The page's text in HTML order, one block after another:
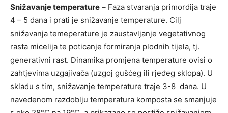
Snižavanje temperature – Faza stvaranja primordija traje
4 – 5 dana i prati je snižavanje temperature. Cilj
snižavanja temeperature je zaustavljanje vegetativnog
rasta micelija te poticanje formiranja plodnih tijela, tj.
generativni rast. Dinamika promjena temperature ovisi o
zahtjevima uzgajivača (uzgoj gušćeg ili rjeđeg sklopa). U
skladu s tim, snižavanje temperature traje 3-8 dana. U
navedenom razdoblju temperatura komposta se smanjuje